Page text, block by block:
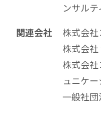
ンサル
関連会社
株式会
株式会
株式会
ュニケ
一般社団